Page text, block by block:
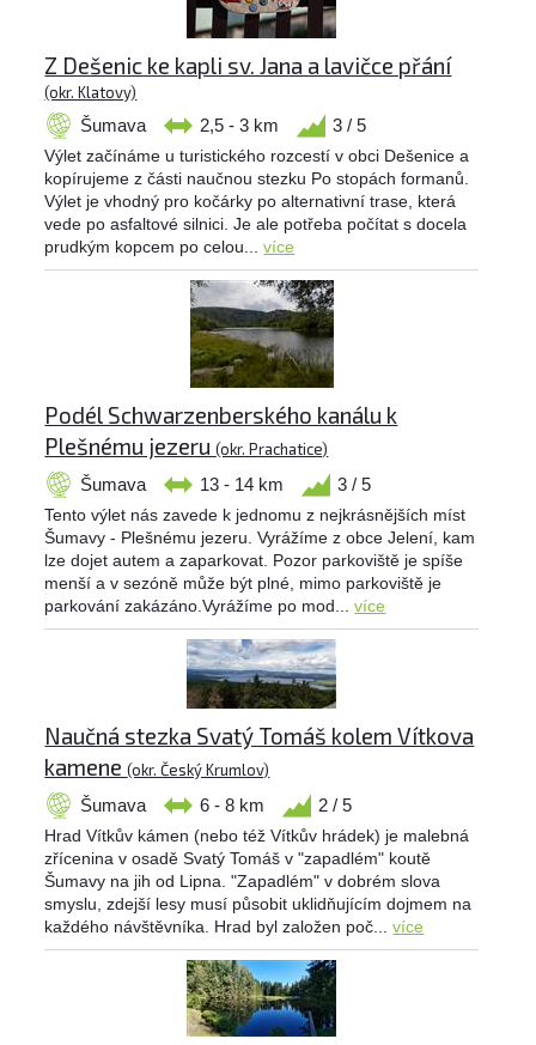
Z Dešenic ke kapli sv. Jana a lavičce přání
(okr. Klatovy)
Šumava 2,5 - 3 km 3 / 5
Výlet začínáme u turistického rozcestí v obci Dešenice a
kopírujeme z části naučnou stezku Po stopách formanů.
Výlet je vhodný pro kočárky po alternativní trase, která
vede po asfaltové silnici. Je ale potřeba počítat s docela
prudkým kopcem po celou...více
Podél Schwarzenberského kanálu k
Plešnému jezeru(okr. Prachatice)
Šumava 13 - 14 km 3 / 5
Tento výlet nás zavede k jednomu z nejkrásnějších míst
Šumavy - Plešnému jezeru. Vyrážíme z obce Jelení, kam
lze dojet autem a zaparkovat. Pozor parkoviště je spíše
menší a v sezóně může být plné, mimo parkoviště je
parkování zakázáno.Vyrážíme po mod...více
Naučná stezka Svatý Tomáš kolem Vítkova
kamene(okr. Český Krumlov)
Šumava 6 - 8 km 2 / 5
Hrad Vítkův kámen (nebo též Vítkův hrádek) je malebná
zřícenina v osadě Svatý Tomáš v "zapadlém" koutě
Šumavy na jih od Lipna. "Zapadlém" v dobrém slova
smyslu, zdejší lesy musí působit uklidňujícím dojmem na
každého návštěvníka. Hrad byl založen poč...více